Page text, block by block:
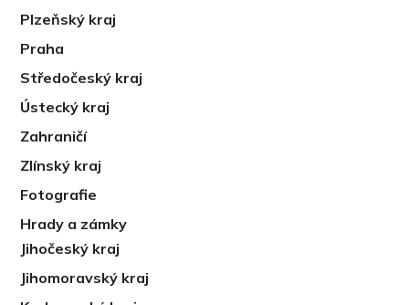
Plzeňský kraj
Praha
Středočeský kraj
Ústecký kraj
Zahraničí
Zlínský kraj
Fotografie
Hrady a zámky
Jihočeský kraj
Jihomoravský kraj